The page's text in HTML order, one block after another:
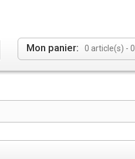
Mon panier: 0 article(s) -